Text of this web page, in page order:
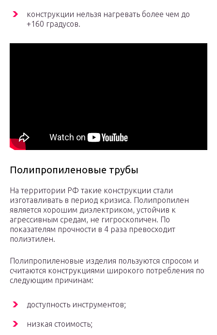
конструкции нельзя нагревать более чем до
+160 градусов.
Полипропиленовые трубы
На территории РФ такие конструкции стали
изготавливать в период кризиса. Полипропилен
является хорошим диэлектриком, устойчив к
агрессивным средам, не гигроскопичен. По
показателям прочности в 4 раза превосходит
полиэтилен.
Полипропиленовые изделия пользуются спросом и
считаются конструкциями широкого потребления по
следующим причинам:
доступность инструментов;
низкая стоимость;